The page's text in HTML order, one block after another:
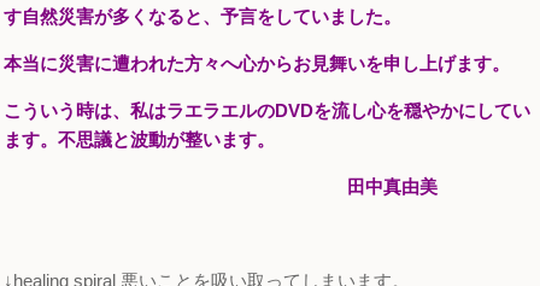
す自然災害が多くなると、予言をしていました。
本当に災害に遭われた方々へ心からお見舞いを申し上げます。
こういう時は、私はラエラエルのDVDを流し心を穏やかにしてい
ます。不思議と波動が整います。
田中真由美
↓healing spiral 悪いことを吸い取ってしまいます。